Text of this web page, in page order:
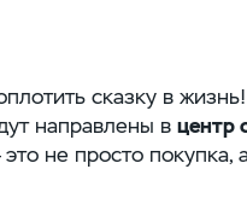
сказку в
направлены в центр
не просто